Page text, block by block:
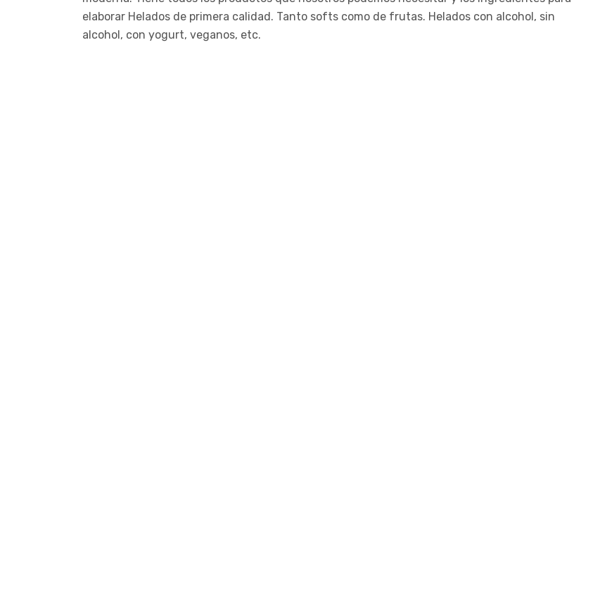
elaborar Helados de primera calidad. Tanto softs como de frutas. Helados con alcohol, sin
alcohol, con yogurt, veganos, etc.